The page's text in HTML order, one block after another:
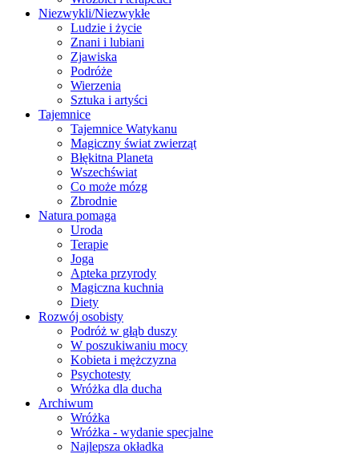
Niezwykli/Niezwykłe
Ludzie i życie
Znani i lubiani
Zjawiska
Podróże
Wierzenia
Sztuka i artyści
Tajemnice
Tajemnice Watykanu
Magiczny świat zwierząt
Błękitna Planeta
Wszechświat
Co może mózg
Zbrodnie
Natura pomaga
Uroda
Terapie
Joga
Apteka przyrody
Magiczna kuchnia
Diety
Rozwój osobisty
Podróż w głąb duszy
W poszukiwaniu mocy
Kobieta i mężczyzna
Psychotesty
Wróżka dla ducha
Archiwum
Wróżka
Wróżka - wydanie specjalne
Najlepsza okładka